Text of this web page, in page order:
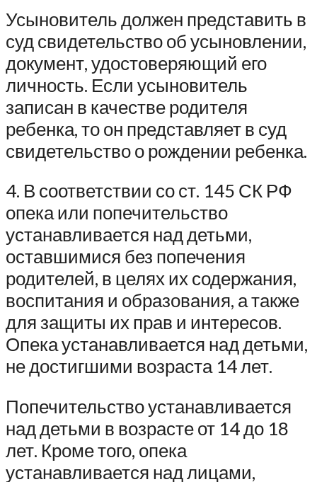
Усыновитель должен представить в
суд свидетельство об усыновлении,
документ, удостоверяющий его
личность. Если усыновитель
записан в качестве родителя
ребенка, то он представляет в суд
свидетельство о рождении ребенка.
4. В соответствии со ст. 145 СК РФ
опека или попечительство
устанавливается над детьми,
оставшимися без попечения
родителей, в целях их содержания,
воспитания и образования, а также
для защиты их прав и интересов.
Опека устанавливается над детьми,
не достигшими возраста 14 лет.
Попечительство устанавливается
над детьми в возрасте от 14 до 18
лет. Кроме того, опека
устанавливается над лицами,